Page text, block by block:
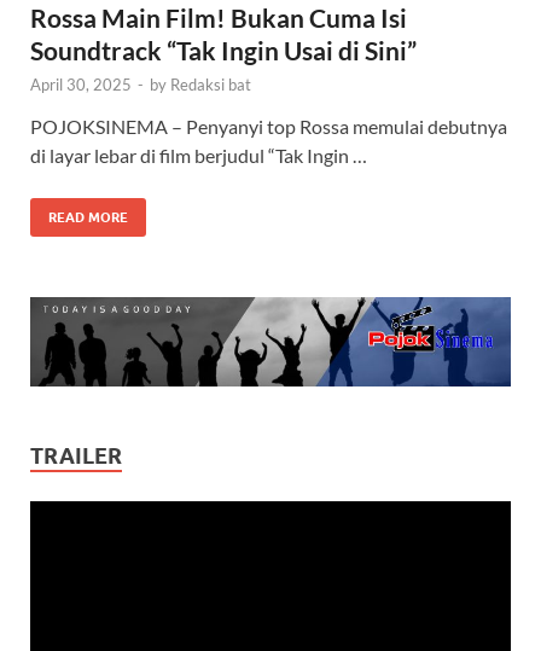
Rossa Main Film! Bukan Cuma Isi
Soundtrack “Tak Ingin Usai di Sini”
April 30, 2025 - by Redaksi bat
POJOKSINEMA – Penyanyi top Rossa memulai debutnya
di layar lebar di film berjudul “Tak Ingin …
READ MORE
TRAILER